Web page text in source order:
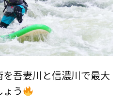
吾妻川と信濃川で最大
う